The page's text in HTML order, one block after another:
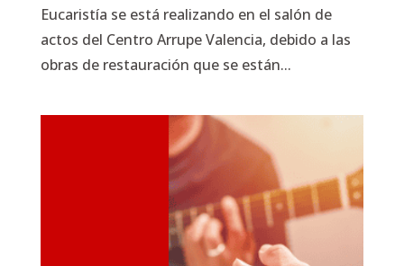
Eucaristía se está realizando en el salón de
actos del Centro Arrupe Valencia, debido a las
obras de restauración que se están...